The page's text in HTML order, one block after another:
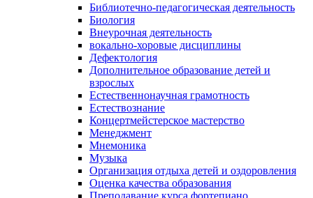
Библиотечно-педагогическая деятельность
Биология
Внеурочная деятельность
вокально-хоровые дисциплины
Дефектология
Дополнительное образование детей и
взрослых
Естественнонаучная грамотность
Естествознание
Концертмейстерское мастерство
Менеджмент
Мнемоника
Музыка
Организация отдыха детей и оздоровления
Оценка качества образования
Преподавание курса фортепиано